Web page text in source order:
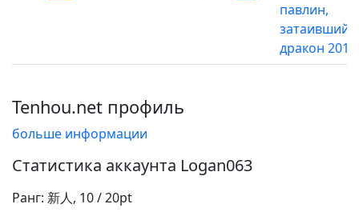
павлин,
дракон 2017
Tenhou.net профиль
больше информации
Статистика аккаунта Logan063
Ранг: 新人, 10 / 20pt